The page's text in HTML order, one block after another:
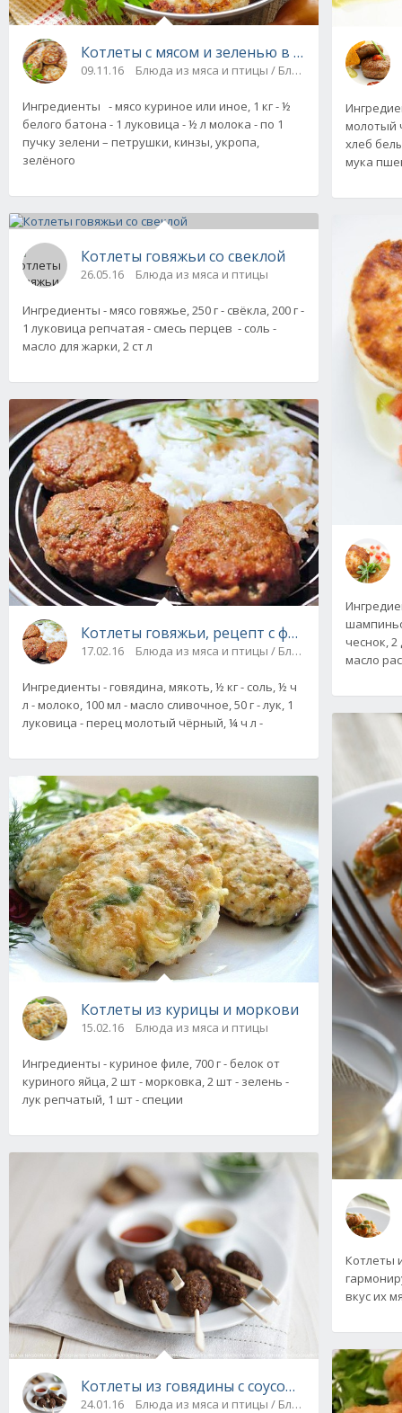
Котлеты с мясом и зеленью в духовке
09.11.16 Блюда из мяса и птицы / Блюда из фарша
Ингредиенты - мясо куриное или иное, 1 кг - ½
белого батона - 1 луковица - ½ л молока - по 1
пучку зелени – петрушки, кинзы, укропа,
зелёного
Котлеты говяжьи со свеклой
26.05.16 Блюда из мяса и птицы
Ингредиенты - мясо говяжье, 250 г - свёкла, 200 г -
1 луковица репчатая - смесь перцев - соль -
масло для жарки, 2 ст л
Котлеты говяжьи, рецепт с фото
17.02.16 Блюда из мяса и птицы / Блюда из фарша
Ингредиенты - говядина, мякоть, ½ кг - соль, ½ ч
л - молоко, 100 мл - масло сливочное, 50 г - лук, 1
луковица - перец молотый чёрный, ¼ ч л -
Котлеты из курицы и моркови
15.02.16 Блюда из мяса и птицы
Ингредиенты - куриное филе, 700 г - белок от
куриного яйца, 2 шт - морковка, 2 шт - зелень -
лук репчатый, 1 шт - специи
Котлеты из говядины с соусом табаско
24.01.16 Блюда из мяса и птицы / Блюда из фарша
молотый
хлеб
мука
чеснок,
масло
Котлеты
вкус их